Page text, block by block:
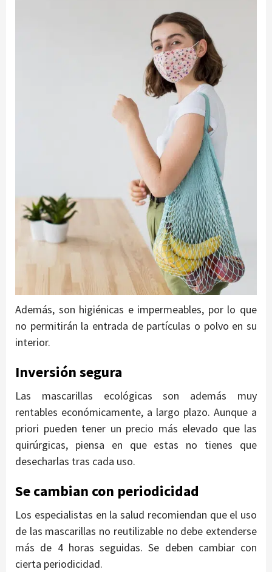
Además, son higiénicas e impermeables, por lo que
no permitirán la entrada de partículas o polvo en su
interior.
Inversión segura
Las mascarillas ecológicas son además muy
rentables económicamente, a largo plazo. Aunque a
priori pueden tener un precio más elevado que las
quirúrgicas, piensa en que estas no tienes que
desecharlas tras cada uso.
Se cambian con periodicidad
Los especialistas en la salud recomiendan que el uso
de las mascarillas no reutilizable no debe extenderse
más de 4 horas seguidas. Se deben cambiar con
cierta periodicidad.